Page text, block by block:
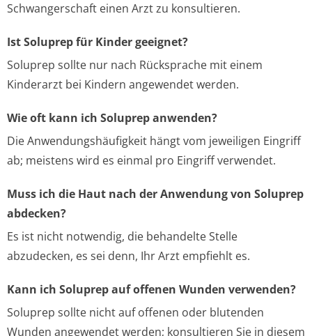
Schwangerschaft einen Arzt zu konsultieren.
Ist Soluprep für Kinder geeignet?
Soluprep sollte nur nach Rücksprache mit einem
Kinderarzt bei Kindern angewendet werden.
Wie oft kann ich Soluprep anwenden?
Die Anwendungshäufigkeit hängt vom jeweiligen Eingriff
ab; meistens wird es einmal pro Eingriff verwendet.
Muss ich die Haut nach der Anwendung von Soluprep
abdecken?
Es ist nicht notwendig, die behandelte Stelle
abzudecken, es sei denn, Ihr Arzt empfiehlt es.
Kann ich Soluprep auf offenen Wunden verwenden?
Soluprep sollte nicht auf offenen oder blutenden
Wunden angewendet werden; konsultieren Sie in diesem